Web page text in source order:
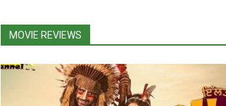
MOVIE REVIEWS